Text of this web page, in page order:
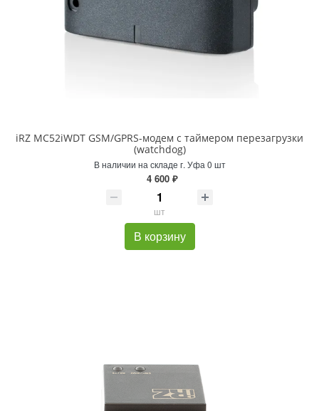
iRZ MC52iWDT GSM/GPRS-модем с таймером перезагрузки
(watchdog)
В наличии на складе г. Уфа 0 шт
4 600 ₽
шт
В корзину